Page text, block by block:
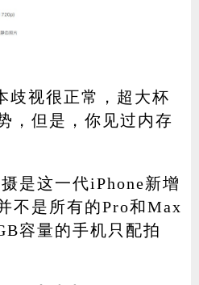
歧视很正常，超大杯
，但是，你见过内存
是这一代iPhone新增
不是所有的Pro和Max
容量的手机只配拍